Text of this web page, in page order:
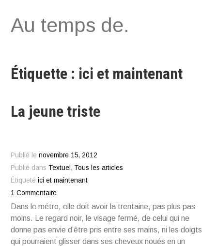
au
Au temps de.
Étiquette : ici et maintenant
La jeune triste
Publié lenovembre 15, 2012
Publié dans Textuel , Tous les articles
Étiquetéici et maintenant
1 Commentaire
Dans le métro, elle doit avoir la trentaine, pas plus pas
moins. Le regard noir, le visage fermé, de celui qui ne
donne pas envie d’être pris entre ses mains, ni les doigts
qui pourraient glisser dans ses cheveux noués en un